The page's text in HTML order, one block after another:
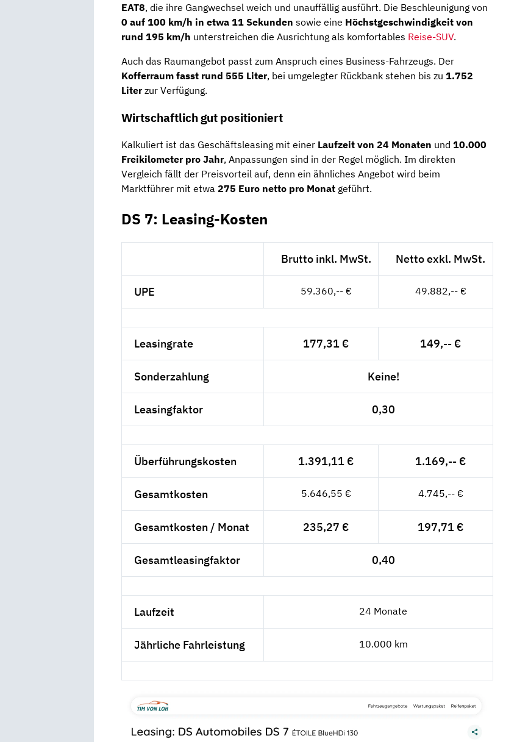
EAT8, die ihre Gangwechsel weich und unauffällig ausführt. Die Beschleunigung von
0 auf 100 km/h in etwa 11 Sekunden sowie eine Höchstgeschwindigkeit von
rund 195 km/h unterstreichen die Ausrichtung als komfortables Reise-SUV.
Auch das Raumangebot passt zum Anspruch eines Business-Fahrzeugs. Der
Kofferraum fasst rund 555 Liter, bei umgelegter Rückbank stehen bis zu 1.752
Literzur Verfügung.
Wirtschaftlich gut positioniert
Kalkuliert ist das Geschäftsleasing mit einer Laufzeit von 24 Monaten und 10.000
Freikilometer pro Jahr, Anpassungen sind in der Regel möglich. Im direkten
Vergleich fällt der Preisvorteil auf, denn ein ähnliches Angebot wird beim
Marktführer mit etwa 275 Euro netto pro Monat geführt.
DS 7: Leasing-Kosten
Brutto inkl. MwSt. Netto exkl. MwSt.
UPE 59.360,-- € 49.882,-- €
Leasingrate 177,31 € 149,-- €
Sonderzahlung Keine!
Leasingfaktor 0,30
Überführungskosten 1.391,11 € 1.169,-- €
Gesamtkosten 5.646,55 € 4.745,-- €
Gesamtkosten / Monat 235,27 € 197,71 €
Gesamtleasingfaktor 0,40
Laufzeit 24 Monate
Jährliche Fahrleistung 10.000 km